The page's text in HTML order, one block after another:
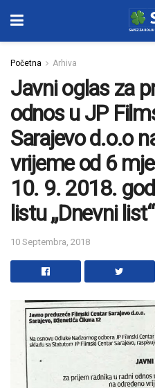
Početna Arhiva
Javni oglas za
odnos u JP
Sarajevo d.o.o
vrijeme od 6
10. 9. 2018.
listu „Dnevni list“
10 Septembra, 2018